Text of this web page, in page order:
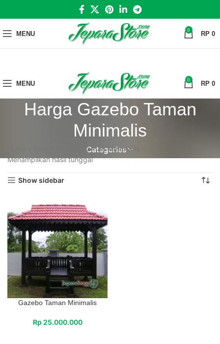
MENU 0 RP 0
MENU 0 RP 0
Harga Gazebo Taman
Minimalis
Categories
Harga Gazebo Taman Minimalis
Menampilkan hasil tunggal
Show sidebar
Gazebo Taman Minimalis
Rp 25.000.000